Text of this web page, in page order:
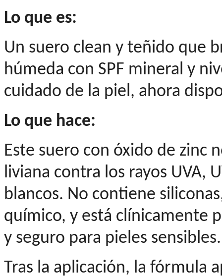
Lo que es:
Un suero clean y teñido que
húmeda con SPF mineral y
cuidado de la piel, ahora
Lo que hace:
Este suero con óxido de zinc
liviana contra los rayos UVA,
blancos. No contiene
químico, y está clínicamente
y seguro para pieles sensibles.
Tras la aplicación, la fórmula